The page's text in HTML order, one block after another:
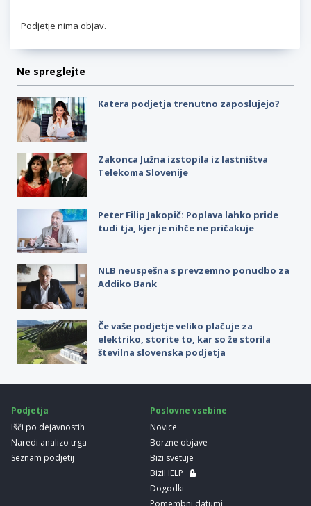
Podjetje nima objav.
Ne spreglejte
Katera podjetja trenutno zaposlujejo?
Zakonca Južna izstopila iz lastništva
Telekoma Slovenije
Peter Filip Jakopič: Poplava lahko pride
tudi tja, kjer je nihče ne pričakuje
NLB neuspešna s prevzemno ponudbo za
Addiko Bank
Če vaše podjetje veliko plačuje za
elektriko, storite to, kar so že storila
številna slovenska podjetja
Podjetja
Išči po dejavnostih
Naredi analizo trga
Seznam podjetij
Poslovne vsebine
Novice
Borzne objave
Bizi svetuje
BiziHELP
Dogodki
Pomembni datumi